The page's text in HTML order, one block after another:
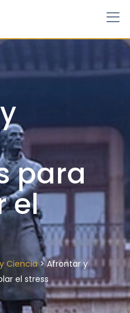
para
el
Ciencia>Afrontar y
el stress